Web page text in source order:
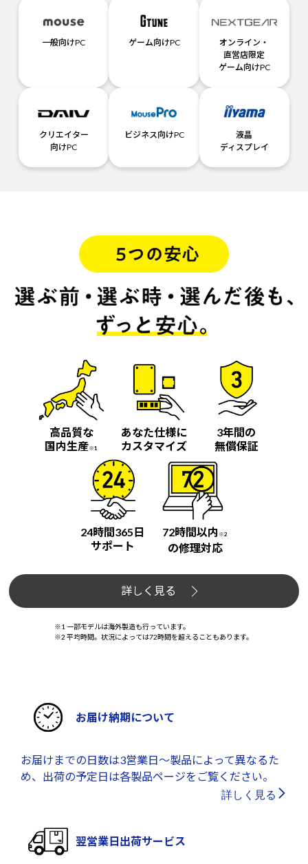
一般向けPC ゲーム向けPC
オンライン・
直営店限定
ゲーム向けPC
クリエイター
向けPC
ビジネス向けPC
液晶
ディスプレイ
高品質な
国内生産※1
あなた仕様に
カスタマイズ
3年間の
無償保証
24時間365日
サポート
72時間以内 ※2
の修理対応
詳しく見る
※1 一部モデルは海外製造も行っています。
※2 平均時間。状況によっては72時間を超えることもあります。
お届け納期について
お届けまでの日数は3営業日～製品によって異なるた
め、出荷の予定日は各製品ページをご覧ください。
詳しく見る
翌営業日出荷サービス